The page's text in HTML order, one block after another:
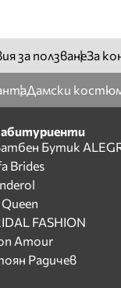
за ползванеЗа
Дамски
абитуриенти
Бутик
Brides
Queen
FASHION
Amour
Радичев